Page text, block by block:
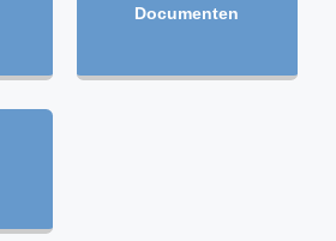
Documenten